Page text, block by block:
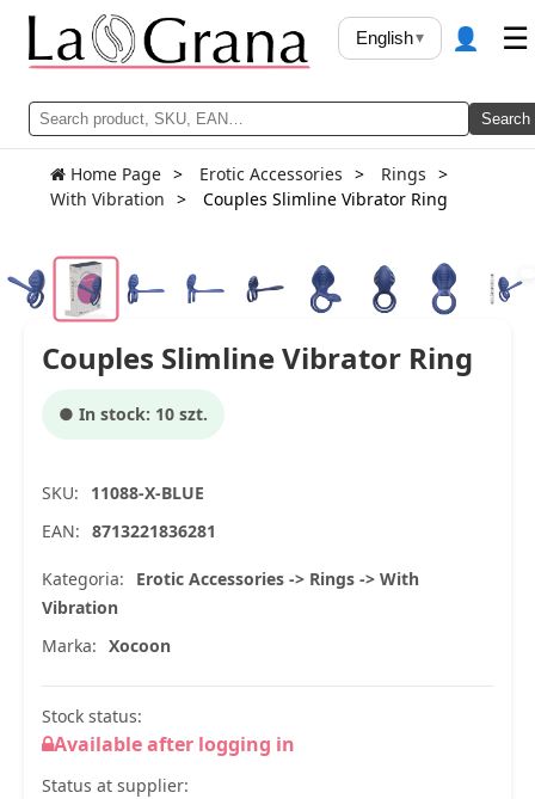
Search
English▾ 👤 ☰
Home Page Erotic Accessories
Rings
With Vibration
Couples Slimline Vibrator Ring
Couples Slimline Vibrator Ring
● In stock: 10 szt.
SKU:
11088-X-BLUE
EAN: 8713221836281
Kategoria:
Erotic Accessories -> Rings -> With
Vibration
Marka: Xocoon
Stock status:
Available after logging in
Status at supplier: